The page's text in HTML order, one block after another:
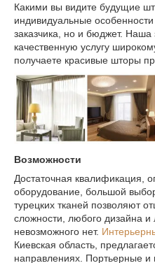
Какими вы видите будущие
индивидуальные
заказчика, но и бюджет. Наша
качественную услугу
получаете красивые шторы
Возможности
Достаточная квалификация,
оборудование, большой
турецких тканей позволяют
сложности, любого дизайна
невозможного нет.
Киевская область,
направлениях. Портьерные и